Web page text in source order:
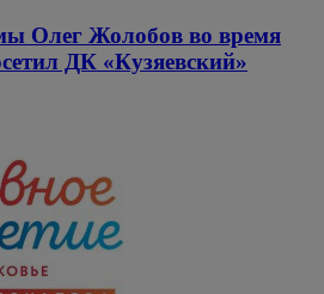
Олег Жолобов во время
ДК «Кузяевский»